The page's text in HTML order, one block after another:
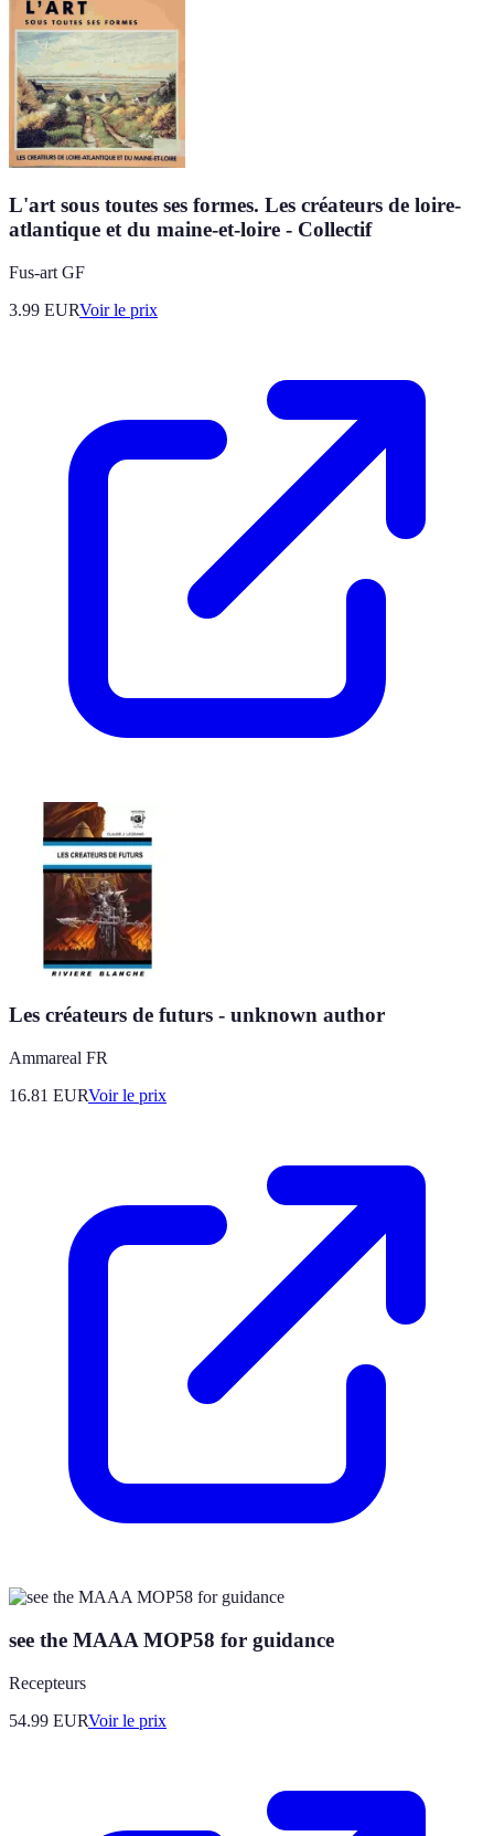
L'art sous toutes ses formes. Les créateurs de loire-
atlantique et du maine-et-loire - Collectif
Fus-art GF
3.99 EURVoir le prix
Les créateurs de futurs - unknown author
Ammareal FR
16.81 EURVoir le prix
see the MAAA MOP58 for guidance
Recepteurs
54.99 EURVoir le prix